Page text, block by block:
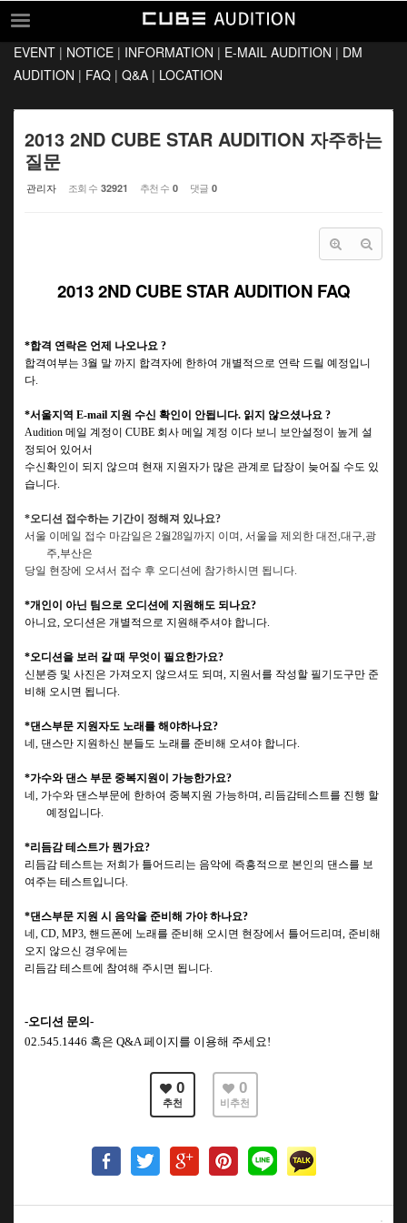
EVENT
INFORMATION
E-MAIL AUDITION
DM AUDITION
LOCATION
EVENT | NOTICE | INFORMATION | E-MAIL AUDITION | DM
AUDITION | FAQ | Q&A | LOCATION
2013 2ND CUBE STAR AUDITION 자주하는
질문
관리자 조회 수 32921 추천 수 0 댓글 0
2013 2ND CUBE STAR AUDITION FAQ
*합격 연락은 언제 나오나요 ?
합격여부는 3월 말 까지 합격자에 한하여 개별적으로 연락 드릴 예정입니
다.
*서울지역 E-mail 지원 수신 확인이 안됩니다. 읽지 않으셨나요 ?
Audition 메일 계정이 CUBE 회사 메일 계정 이다 보니 보안설정이 높게 설
정되어 있어서
수신확인이 되지 않으며 현재 지원자가 많은 관계로 답장이 늦어질 수도 있
습니다.
*오디션 접수하는 기간이 정해져 있나요?
서울 이메일 접수 마감일은 2월28일까지 이며, 서울을 제외한 대전,대구,광
주,부산은
당일 현장에 오셔서 접수 후 오디션에 참가하시면 됩니다.
*개인이 아닌 팀으로 오디션에 지원해도 되나요?
아니요, 오디션은 개별적으로 지원해주셔야 합니다.
*오디션을 보러 갈 때 무엇이 필요한가요?
신분증 및 사진은 가져오지 않으셔도 되며, 지원서를 작성할 필기도구만 준
비해 오시면 됩니다.
*댄스부문 지원자도 노래를 해야하나요?
네 , 댄스만 지원하신 분들도 노래를 준비해 오셔야 합니다.
*가수와 댄스 부문 중복지원이 가능한가요?
네 , 가수와 댄스부문에 한하여 중복지원 가능하며, 리듬감테스트를 진행 할
예정입니다.
*리듬감 테스트가 뭔가요?
리듬감 테스트는 저희가 틀어드리는 음악에 즉흥적으로 본인의 댄스를 보
여주는 테스트입니다.
*댄스부문 지원 시 음악을 준비해 가야 하나요?
네 , CD, MP3, 핸드폰에 노래를 준비해 오시면 현장에서 틀어드리며, 준비해
오지 않으신 경우에는
리듬감 테스트에 참여해 주시면 됩니다.
-오디션 문의-
02.545.1446 혹은 Q&A 페이지를 이용해 주세요!
0
추천
0
비추천